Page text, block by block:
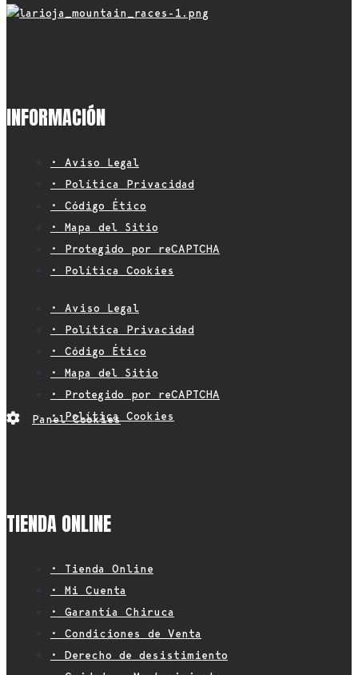
INFORMACIÓN
• Aviso Legal
• Política Privacidad
• Código Ético
• Mapa del Sitio
• Protegido por reCAPTCHA
• Política Cookies
• Aviso Legal
• Política Privacidad
• Código Ético
• Mapa del Sitio
• Protegido por reCAPTCHA
• Política Cookies
Panel Cookies
TIENDA ONLINE
• Tienda Online
• Mi Cuenta
• Garantía Chiruca
• Condiciones de Venta
• Derecho de desistimiento